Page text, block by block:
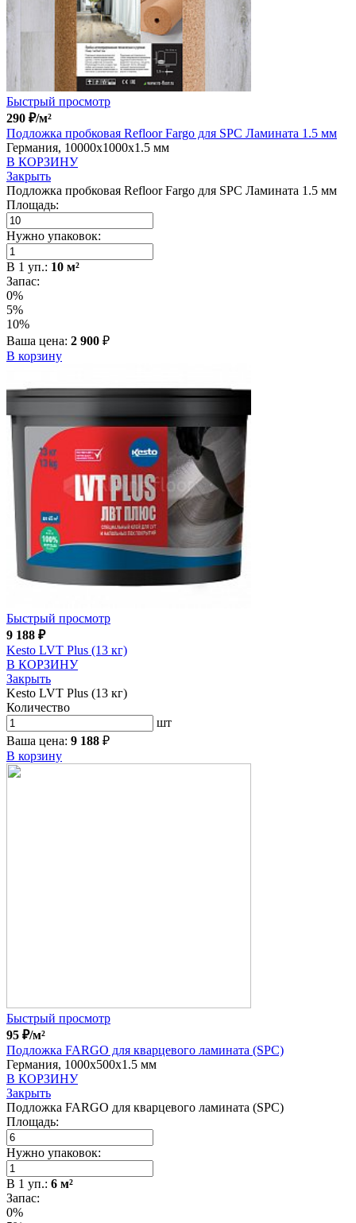
Быстрый просмотр
290 ₽/м²
Подложка пробковая Refloor Fargo для SPC Ламината 1.5 мм
Германия, 10000x1000x1.5 мм
В КОРЗИНУ
Закрыть
Подложка пробковая Refloor Fargo для SPC Ламината 1.5 мм
Площадь:
Нужно упаковок:
В 1 уп.: 10 м²
Запас:
0%
5%
10%
Ваша цена: 2 900 ₽
В корзину
Быстрый просмотр
9 188 ₽
Kesto LVT Plus (13 кг)
В КОРЗИНУ
Закрыть
Kesto LVT Plus (13 кг)
Количество
шт
Ваша цена: 9 188 ₽
В корзину
Быстрый просмотр
95 ₽/м²
Подложка FARGO для кварцевого ламината (SPC)
Германия, 1000x500x1.5 мм
В КОРЗИНУ
Закрыть
Подложка FARGO для кварцевого ламината (SPC)
Площадь:
Нужно упаковок:
В 1 уп.: 6 м²
Запас:
0%